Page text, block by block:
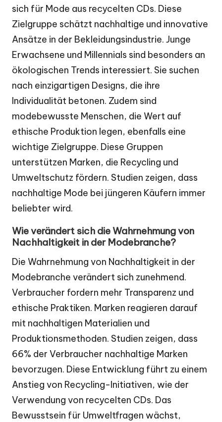
sich für Mode aus recycelten CDs. Diese
Zielgruppe schätzt nachhaltige und innovative
Ansätze in der Bekleidungsindustrie. Junge
Erwachsene und Millennials sind besonders an
ökologischen Trends interessiert. Sie suchen
nach einzigartigen Designs, die ihre
Individualität betonen. Zudem sind
modebewusste Menschen, die Wert auf
ethische Produktion legen, ebenfalls eine
wichtige Zielgruppe. Diese Gruppen
unterstützen Marken, die Recycling und
Umweltschutz fördern. Studien zeigen, dass
nachhaltige Mode bei jüngeren Käufern immer
beliebter wird.
Wie verändert sich die Wahrnehmung von
Nachhaltigkeit in der Modebranche?
Die Wahrnehmung von Nachhaltigkeit in der
Modebranche verändert sich zunehmend.
Verbraucher fordern mehr Transparenz und
ethische Praktiken. Marken reagieren darauf
mit nachhaltigen Materialien und
Produktionsmethoden. Studien zeigen, dass
66% der Verbraucher nachhaltige Marken
bevorzugen. Diese Entwicklung führt zu einem
Anstieg von Recycling-Initiativen, wie der
Verwendung von recycelten CDs. Das
Bewusstsein für Umweltfragen wächst,